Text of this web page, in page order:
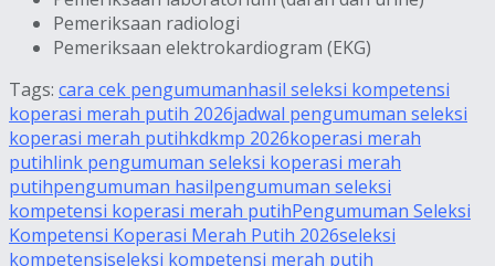
Pemeriksaan radiologi
Pemeriksaan elektrokardiogram (EKG)
Tags: cara cek pengumumanhasil seleksi kompetensi
koperasi merah putih 2026jadwal pengumuman seleksi
koperasi merah putihkdkmp 2026koperasi merah
putihlink pengumuman seleksi koperasi merah
putihpengumuman hasilpengumuman seleksi
kompetensi koperasi merah putihPengumuman Seleksi
Kompetensi Koperasi Merah Putih 2026seleksi
kompetensiseleksi kompetensi merah putih